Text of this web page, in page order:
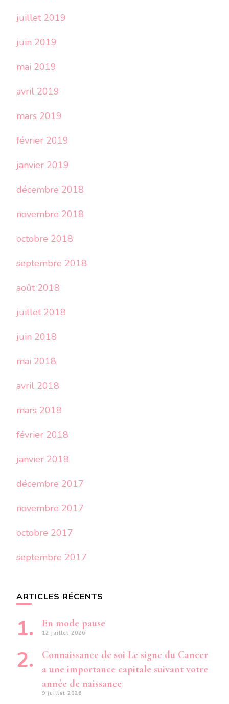
juillet 2019
juin 2019
mai 2019
avril 2019
mars 2019
février 2019
janvier 2019
décembre 2018
novembre 2018
octobre 2018
septembre 2018
août 2018
juillet 2018
juin 2018
mai 2018
avril 2018
mars 2018
février 2018
janvier 2018
décembre 2017
novembre 2017
octobre 2017
septembre 2017
ARTICLES RÉCENTS
En mode pause
12 juillet 2026
Connaissance de soi Le signe du Cancer
a une importance capitale suivant votre
année de naissance
9 juillet 2026